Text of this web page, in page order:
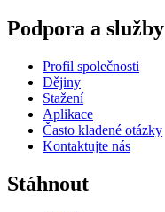
Podpora a služby
Profil společnosti
Dějiny
Stažení
Aplikace
Často kladené otázky
Kontaktujte nás
Stáhnout